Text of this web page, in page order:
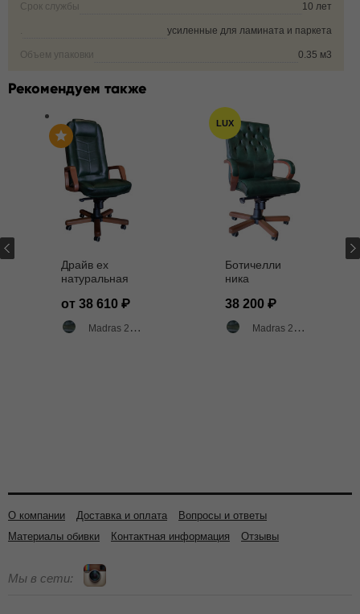
Срок службы 10 лет
. усиленные для ламината и паркета
Объем упаковки 0.35 м3
Рекомендуем также
Драйв ех
натуральная
2005
от 38 610
Madras 2005 двухтоновый глянец
LUX
Ботичелли
ника
кожа Мадрас
2005/светлый
орех
38 200
Madras 2005 двухтоновый глянец
О компании Доставка и оплата
Вопросы и ответы
Материалы обивки
Контактная информация Отзывы
Мы в сети: